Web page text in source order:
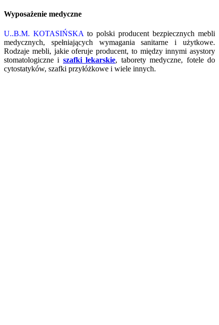
Wyposażenie medyczne
U..B.M. KOTASIŃSKA to polski producent bezpiecznych mebli
medycznych, spełniających wymagania sanitarne i użytkowe.
Rodzaje mebli, jakie oferuje producent, to między innymi asystory
stomatologiczne i szafki lekarskie, taborety medyczne, fotele do
cytostatyków, szafki przyłóżkowe i wiele innych.